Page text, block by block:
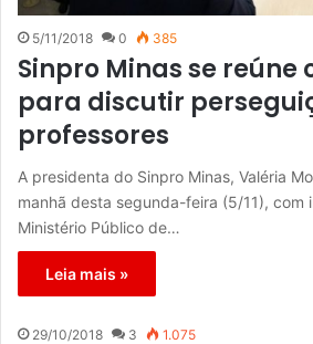
5/11/2018 0 385
Sinpro Minas se reúne
para discutir
professores
A presidenta do Sinpro Minas, Valéria
manhã desta segunda-feira (5/11), com
Ministério Público de…
Leia mais »
29/10/2018 3 1.075